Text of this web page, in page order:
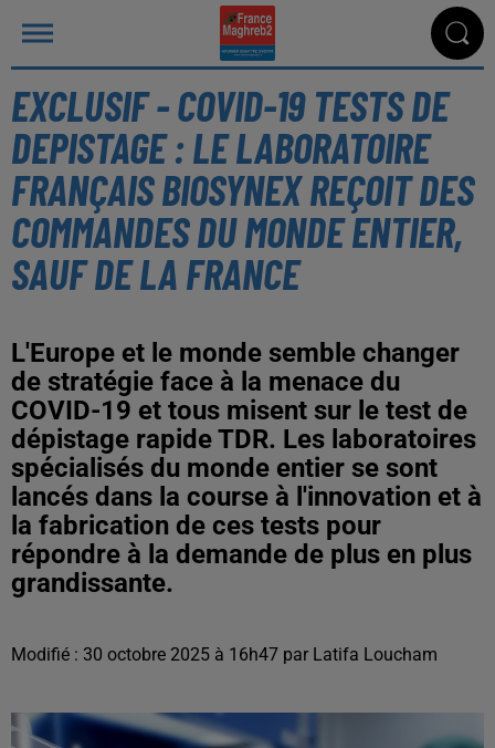
EXCLUSIF - COVID-19 TESTS DE
DEPISTAGE : LE LABORATOIRE
FRANÇAIS BIOSYNEX REÇOIT DES
COMMANDES DU MONDE ENTIER,
SAUF DE LA FRANCE
L'Europe et le monde semble changer
de stratégie face à la menace du
COVID-19 et tous misent sur le test de
dépistage rapide TDR. Les laboratoires
spécialisés du monde entier se sont
lancés dans la course à l'innovation et à
la fabrication de ces tests pour
répondre à la demande de plus en plus
grandissante.
Modifié : 30 octobre 2025 à 16h47 par Latifa Loucham